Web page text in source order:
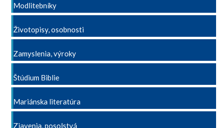
Modlitebníky
Životopisy, osobnosti
Zamyslenia, výroky
Štúdium Biblie
Mariánska literatúra
Zjavenia, posolstvá